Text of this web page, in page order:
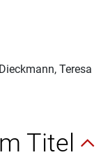
Teresa
Titel